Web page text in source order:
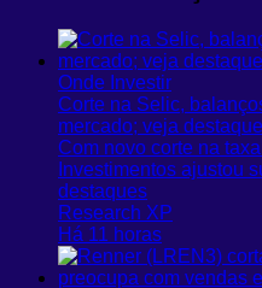
Onde Investir
Corte na Selic,
mercado; veja
Com novo corte na
Investimentos ajustou
destaques
Research XP
Há 11 horas